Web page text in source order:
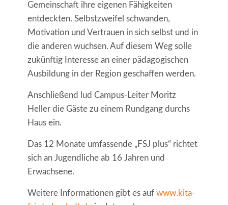
Gemeinschaft ihre eigenen Fähigkeiten
entdeckten. Selbstzweifel schwanden,
Motivation und Vertrauen in sich selbst und in
die anderen wuchsen. Auf diesem Weg solle
zukünftig Interesse an einer pädagogischen
Ausbildung in der Region geschaffen werden.
Anschließend lud Campus-Leiter Moritz
Heller die Gäste zu einem Rundgang durchs
Haus ein.
Das 12 Monate umfassende „FSJ plus“ richtet
sich an Jugendliche ab 16 Jahren und
Erwachsene.
Weitere Informationen gibt es auf www.kita-